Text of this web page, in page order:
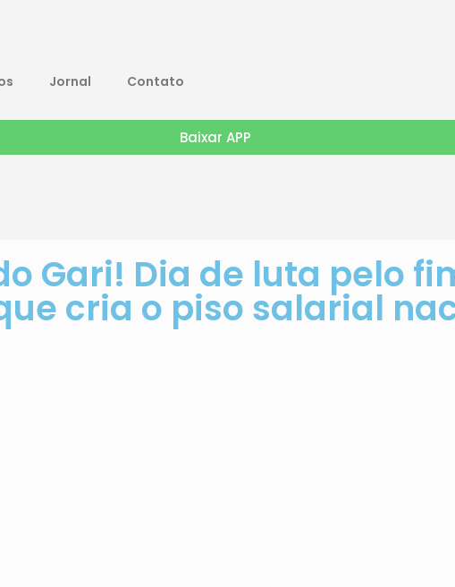
Jornal Contato
Baixar APP
Gari! Dia de luta pelo
cria o piso salarial